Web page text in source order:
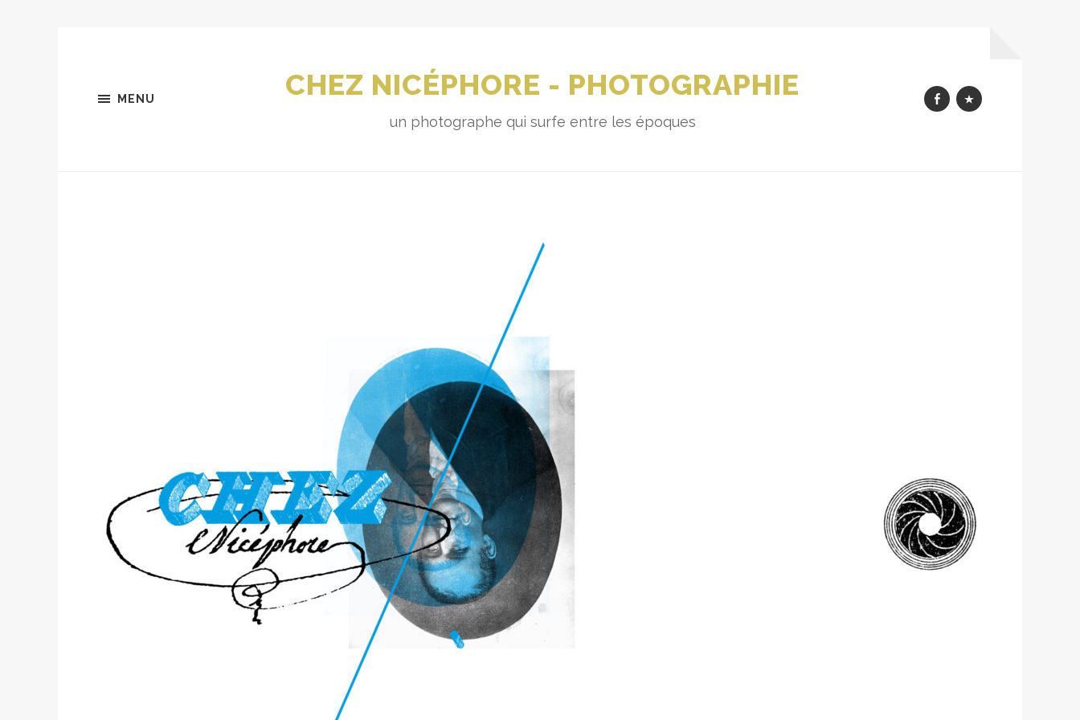
MENU CHEZ NICÉPHORE - PHOTOGRAPHIE
un photographe qui surfe entre les époques
FbK MesImages